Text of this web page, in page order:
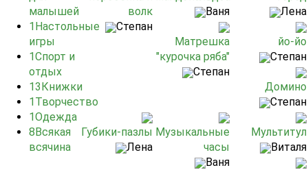
малышей
1Настольные
игры
1Спорт и
отдых
13Книжки
1Творчество
1Одежда
8Всякая
всячина
волк
Степан
Ваня
Лена
Матрешка
"курочка ряба"
Степан
йо-йо
Степан
Домино
Степан
Губики-пазлы
Лена
Музыкальные
часы
Ваня
Мультитул
Виталя